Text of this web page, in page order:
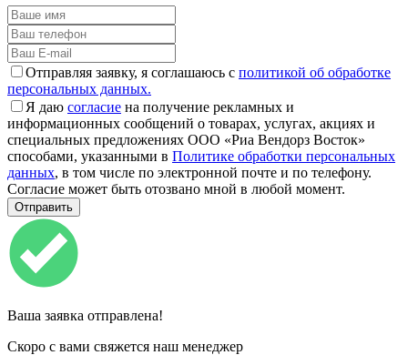
Отправляя заявку, я соглашаюсь с политикой об обработке
персональных данных.
Я даю согласие на получение рекламных и
информационных сообщений о товарах, услугах, акциях и
специальных предложениях ООО «Риа Вендорз Восток»
способами, указанными в Политике обработки персональных
данных, в том числе по электронной почте и по телефону.
Согласие может быть отозвано мной в любой момент.
Ваша заявка отправлена!
Скоро с вами свяжется наш менеджер